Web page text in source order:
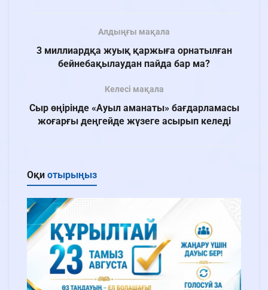
Алдыңғы мақала
3 миллиардқа жуық қаржыға орнатылған
бейнебақылаудан пайда бар ма?
Келесі мақала
Сыр өңірінде «Ауыл аманаты» бағдарламасы
жоғарғы деңгейде жүзеге асырып келеді
Оқи отырыңыз